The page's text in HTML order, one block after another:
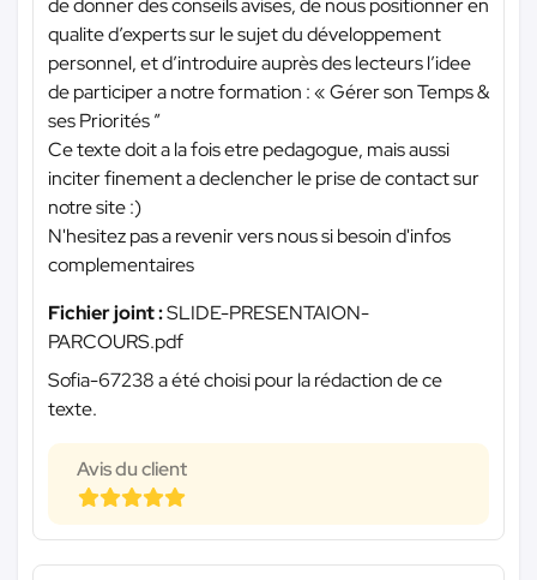
de donner des conseils avises, de nous positionner en
qualite d’experts sur le sujet du développement
personnel, et d’introduire auprès des lecteurs l’idee
de participer a notre formation : « Gérer son Temps &
ses Priorités ”
Ce texte doit a la fois etre pedagogue, mais aussi
inciter finement a declencher le prise de contact sur
notre site :)
N'hesitez pas a revenir vers nous si besoin d'infos
complementaires
Fichier joint :SLIDE-PRESENTAION-
PARCOURS.pdf
Sofia-67238 a été choisi pour la rédaction de ce
texte.
Avis du client